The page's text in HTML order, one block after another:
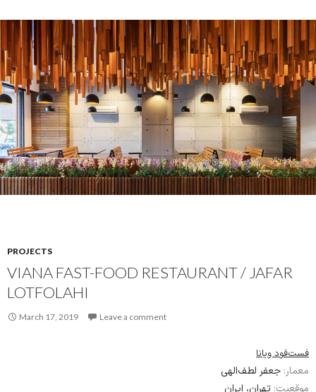
PROJECTS
VIANA FAST-FOOD RESTAURANT / JAFAR
LOTFOLAHI
March 17, 2019 Leave a comment
فست‌فود ویانا
معمار: جعفر لطف‌الهی
موقعیت: تهران، ایران